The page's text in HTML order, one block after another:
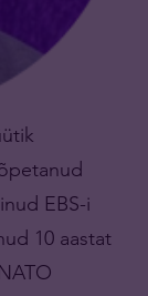
EBS-i
10 aastat